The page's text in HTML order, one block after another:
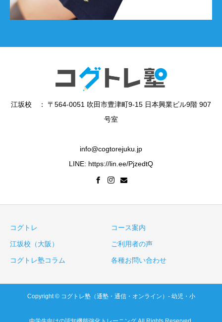
江坂校 ： 〒564-0051 吹田市豊津町9-15 日本興業ビル9階 907
号室
info@cogtorejuku.jp
LINE: https://lin.ee/PjzedtQ
コグトレ コース案内
江坂校（大阪） ご利用者の声
コグトレ塾コラム 各種お問い合わせ
Copyright © コグトレ塾（通塾・通信・オンライン）- 幼児・小